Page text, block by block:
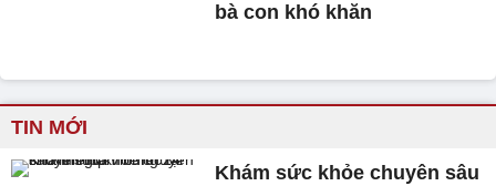
bà con khó khăn
TIN MỚI
Khám sức khỏe chuyên sâu